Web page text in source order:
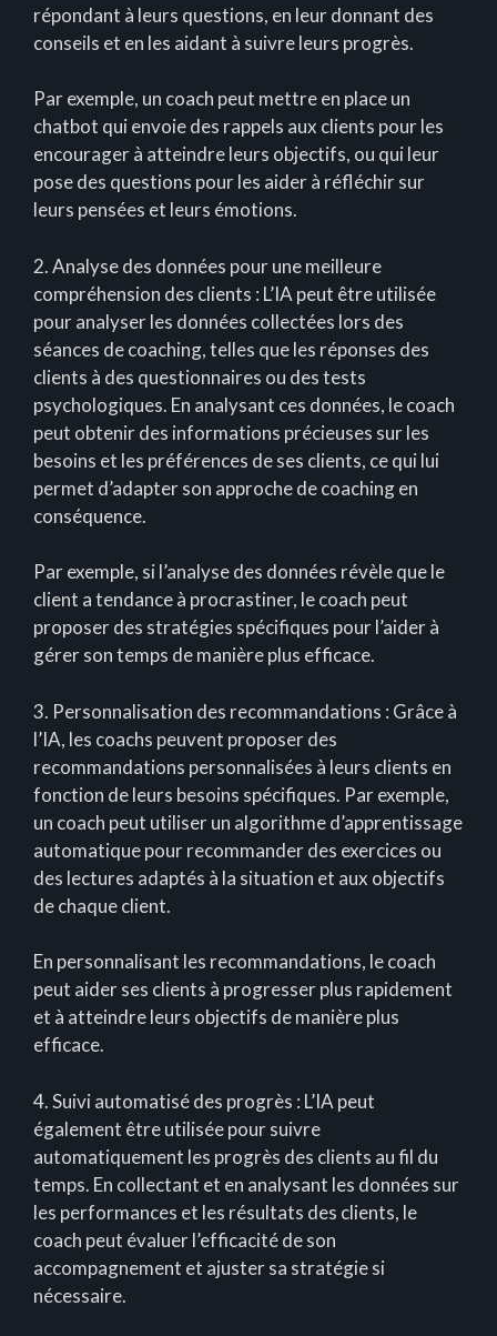
répondant à leurs questions, en leur donnant des
conseils et en les aidant à suivre leurs progrès.
Par exemple, un coach peut mettre en place un
chatbot qui envoie des rappels aux clients pour les
encourager à atteindre leurs objectifs, ou qui leur
pose des questions pour les aider à réfléchir sur
leurs pensées et leurs émotions.
2. Analyse des données pour une meilleure
compréhension des clients : L’IA peut être utilisée
pour analyser les données collectées lors des
séances de coaching, telles que les réponses des
clients à des questionnaires ou des tests
psychologiques. En analysant ces données, le coach
peut obtenir des informations précieuses sur les
besoins et les préférences de ses clients, ce qui lui
permet d’adapter son approche de coaching en
conséquence.
Par exemple, si l’analyse des données révèle que le
client a tendance à procrastiner, le coach peut
proposer des stratégies spécifiques pour l’aider à
gérer son temps de manière plus efficace.
3. Personnalisation des recommandations : Grâce à
l’IA, les coachs peuvent proposer des
recommandations personnalisées à leurs clients en
fonction de leurs besoins spécifiques. Par exemple,
un coach peut utiliser un algorithme d’apprentissage
automatique pour recommander des exercices ou
des lectures adaptés à la situation et aux objectifs
de chaque client.
En personnalisant les recommandations, le coach
peut aider ses clients à progresser plus rapidement
et à atteindre leurs objectifs de manière plus
efficace.
4. Suivi automatisé des progrès : L’IA peut
également être utilisée pour suivre
automatiquement les progrès des clients au fil du
temps. En collectant et en analysant les données sur
les performances et les résultats des clients, le
coach peut évaluer l’efficacité de son
accompagnement et ajuster sa stratégie si
nécessaire.